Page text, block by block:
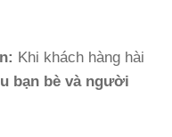
Khi khách hàng hài
bạn bè và người